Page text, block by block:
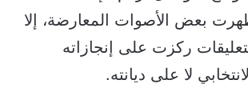
بعض الأصوات المعارضة، إلا
ركزت على إنجازاته
لا على ديانته.